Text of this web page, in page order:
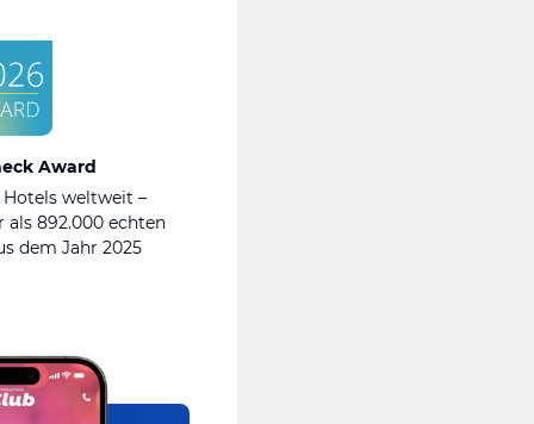
Award
weltweit –
als 892.000 echten
dem Jahr 2025